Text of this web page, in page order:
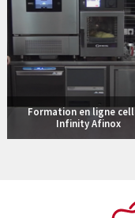
Formation en ligne
Infinity Afinox